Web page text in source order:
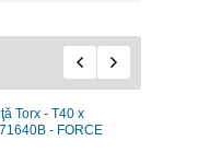
Torx - T40 x
- FORCE